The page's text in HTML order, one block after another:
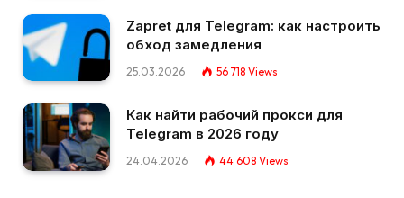
Zapret для Telegram: как настроить
обход замедления
25.03.2026 56 718 Views
Как найти рабочий прокси для
Telegram в 2026 году
24.04.2026 44 608 Views